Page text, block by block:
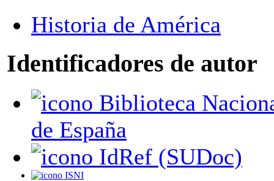
Historia de América
Identificadores de autor
de España
IdRef (SUDoc)
ISNI